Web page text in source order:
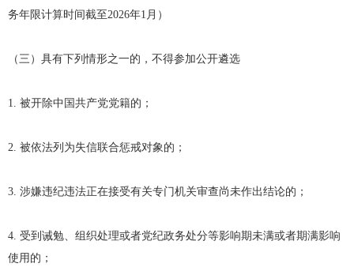
务年限计算时间截至2026年1月）
（三）具有下列情形之一的，不得参加公开遴选
1. 被开除中国共产党党籍的；
2. 被依法列为失信联合惩戒对象的；
3. 涉嫌违纪违法正在接受有关专门机关审查尚未作出结论的；
4. 受到诫勉、组织处理或者党纪政务处分等影响期未满或者期满影响
使用的；